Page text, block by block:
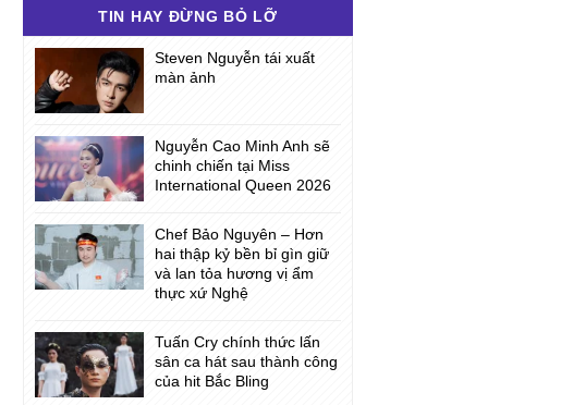
TIN HAY ĐỪNG BỎ LỠ
Steven Nguyễn tái xuất
màn ảnh
Nguyễn Cao Minh Anh sẽ
chinh chiến tại Miss
International Queen 2026
Chef Bảo Nguyên – Hơn
hai thập kỷ bền bỉ gìn giữ
và lan tỏa hương vị ẩm
thực xứ Nghệ
Tuấn Cry chính thức lấn
sân ca hát sau thành công
của hit Bắc Bling